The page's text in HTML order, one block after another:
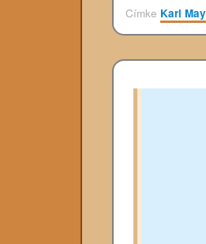
Címke Karl May